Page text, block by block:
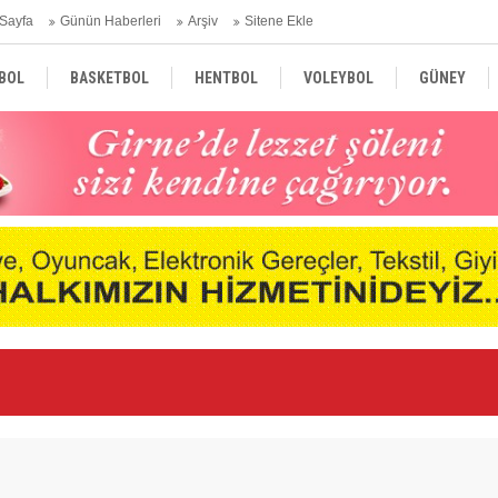
Günün Haberleri Arşiv Sitene Ekle
BASKETBOL HENTBOL VOLEYBOL GÜNEY
AVRUPA DÜNYA